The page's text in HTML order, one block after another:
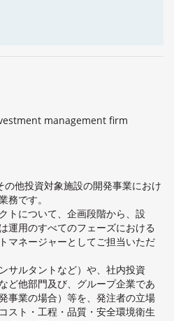
management firm
他投資対象施設の開発事業におけ
務です。
トについて、企画段階から、設
運⽤のすべてのフェーズにおける
マネージャーとしてご担当いただ
サルタントなど）や、社内投資
ど他部⾨及び、グループ企業であ
事業の場合）等を、発注者の⽴場
スト・⼯程・品質・安全環境衛⽣